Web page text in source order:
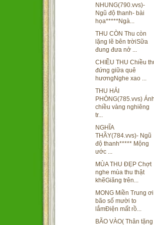
NHUNG(790.vvs)-
Ngũ độ thanh- bài
họa*****Ngà...
THU CÒN Thu còn
lặng lẽ bên trờiSữa
đung đưa nở ...
CHIỀU THU Chiều
đứng giữa quê
hươngNghe xao ...
THU HẢI
PHÒNG(785.vvs)
chiều vàng nghiêng
tr...
NGHĨA
THẦY(784.vvs)- Ngũ
độ thanh***** Mộng
ước ...
MÙA THU ĐẸP Chợt
nghe mùa thu thật
khẽGiăng trên...
MONG Miền Trung ơi
bão số mười to
lắmĐiện mất rồ...
BÃO VÀO( Thân tặng